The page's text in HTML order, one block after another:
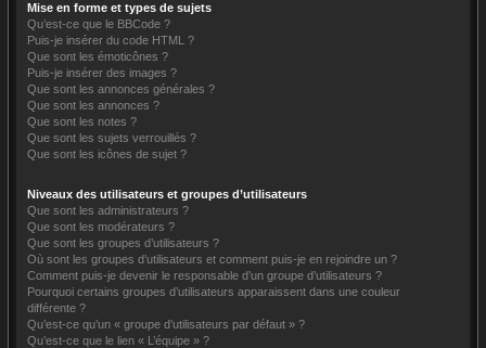
Mise en forme et types de sujets
Qu’est-ce que le BBCode ?
Puis-je insérer du code HTML ?
Que sont les émoticônes ?
Puis-je insérer des images ?
Que sont les annonces générales ?
Que sont les annonces ?
Que sont les notes ?
Que sont les sujets verrouillés ?
Que sont les icônes de sujet ?
Niveaux des utilisateurs et groupes d’utilisateurs
Que sont les administrateurs ?
Que sont les modérateurs ?
Que sont les groupes d’utilisateurs ?
Où sont les groupes d’utilisateurs et comment puis-je en rejoindre un ?
Comment puis-je devenir le responsable d’un groupe d’utilisateurs ?
Pourquoi certains groupes d’utilisateurs apparaissent dans une couleur
différente ?
Qu’est-ce qu’un « groupe d’utilisateurs par défaut » ?
Qu’est-ce que le lien « L’équipe » ?